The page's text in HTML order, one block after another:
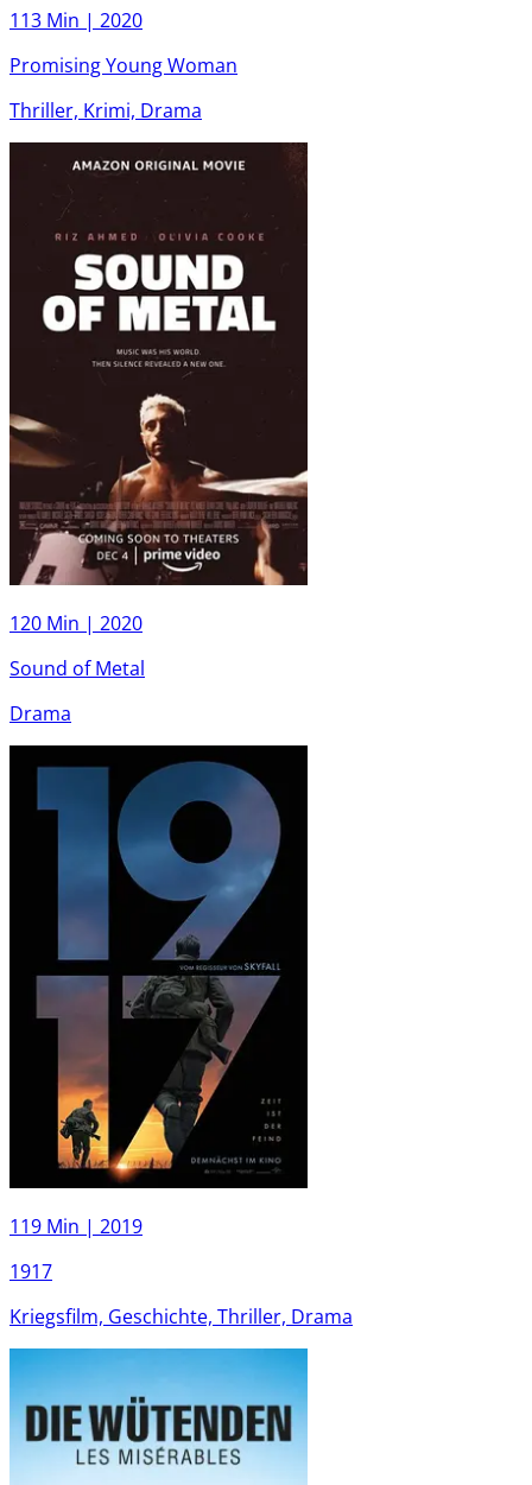
113 Min | 2020
Promising Young Woman
Thriller, Krimi, Drama
120 Min | 2020
Sound of Metal
Drama
119 Min | 2019
1917
Kriegsfilm, Geschichte, Thriller, Drama